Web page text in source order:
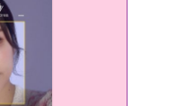
подбородка)] Park
Eunjung | Plastic
Surgery Korea